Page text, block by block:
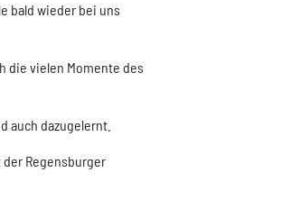
bald wieder bei uns
die vielen Momente des
auch dazugelernt.
Regensburger